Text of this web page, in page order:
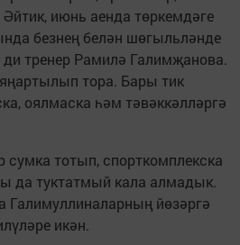
июнь аенда төркемдәге
безнең белән шөгыльләнде
ди тренер Рамилә Галимҗанова.
тора. Бары тик
оялмаска һәм тәвәккәлләргә
тотып, спорткомплекска
да туктатмый кала алмадык.
йөзәргә
икән.